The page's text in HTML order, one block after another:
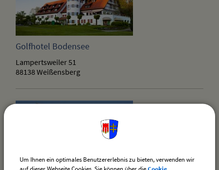
Golfhotel Bodensee
Lampertsweiler 51
88138 Weißensberg
Um Ihnen ein optimales Benutzererlebnis zu bieten, verwenden wir
auf dieser Webseite Cookies. Sie können über dieCookie